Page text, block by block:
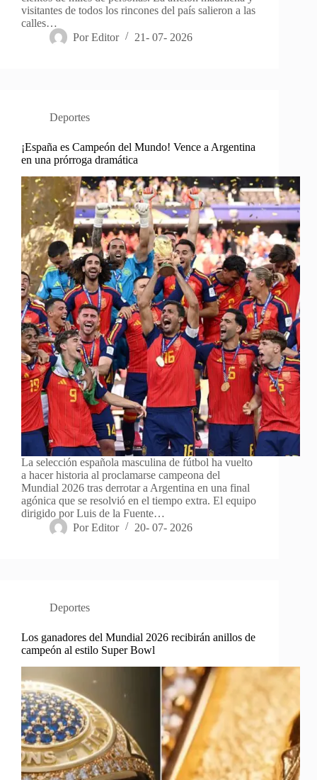
visitantes de todos los rincones del país salieron a las
calles…
Por Editor 21- 07- 2026
Deportes
¡España es Campeón del Mundo! Vence a Argentina
en una prórroga dramática
La selección española masculina de fútbol ha vuelto
a hacer historia al proclamarse campeona del
Mundial 2026 tras derrotar a Argentina en una final
agónica que se resolvió en el tiempo extra. El equipo
dirigido por Luis de la Fuente…
Por Editor 20- 07- 2026
Deportes
Los ganadores del Mundial 2026 recibirán anillos de
campeón al estilo Super Bowl